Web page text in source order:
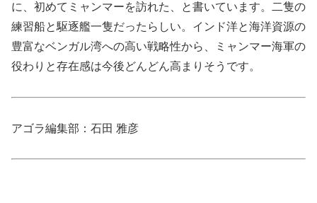
に、初めてミャンマーを訪れた、と書いています。二隻の
練習船と駆逐艦一隻だったらしい。インド洋と海洋資源の
豊富なベンガル湾への高い戦略性から、ミャンマー海軍の
役わりと存在感は今後どんどん高まりそうです。
アゴラ編集部：石田 雅彦